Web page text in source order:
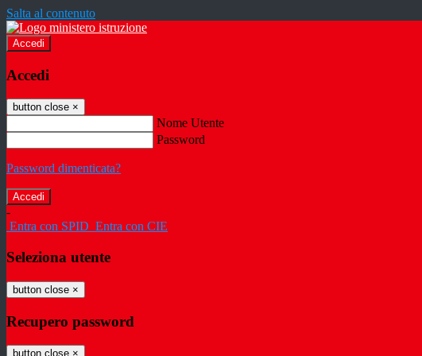
Salta al contenuto
Accedi
Accedi
button close ×
Nome Utente
Password
Password dimenticata?
-
Entra con SPID Entra con CIE
Seleziona utente
button close ×
Recupero password
button close ×